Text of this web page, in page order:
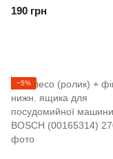
190 грн
−5%